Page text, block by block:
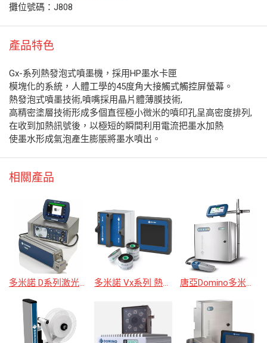
攤位號碼：J808
產品特色
Gx-系列熱發泡式噴墨機，採用HP墨水卡匣
模塊化的系統，人體工學的45度角大接觸式觸控屏螢幕。
熱發泡式噴墨技術,噴嘴採用晶片體薄膜技術,
高精密塗層技術形成多個直徑極小微米的噴印孔呈高密度排列,
在收到加熱訊號後，以極短的瞬間利用電流把墨水加熱
使墨水形成氣泡產生膨脹將墨水噴出。
相關產品
多米諾 D系列激光機 多米諾 Vx系列 熱轉印 唐亞Domino多米諾 Ax系列AX350I 小字體噴字機